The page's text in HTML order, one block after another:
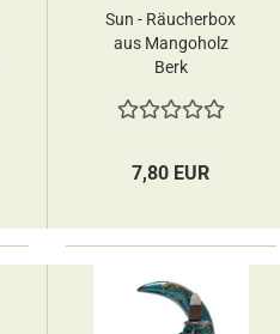
Sun - Räucherbox
aus Mangoholz
Berk
7,80 EUR